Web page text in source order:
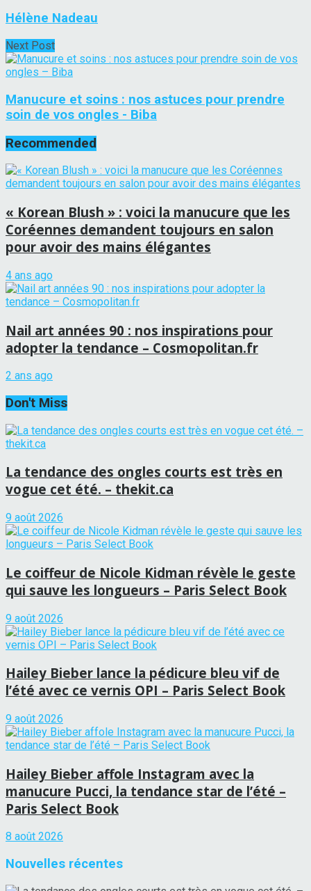
Hélène Nadeau
Next Post
Manucure et soins : nos astuces pour prendre
soin de vos ongles - Biba
Recommended
« Korean Blush » : voici la manucure que les
Coréennes demandent toujours en salon
pour avoir des mains élégantes
4 ans ago
Nail art années 90 : nos inspirations pour
adopter la tendance – Cosmopolitan.fr
2 ans ago
Don't Miss
La tendance des ongles courts est très en
vogue cet été. – thekit.ca
9 août 2026
Le coiffeur de Nicole Kidman révèle le geste
qui sauve les longueurs – Paris Select Book
9 août 2026
Hailey Bieber lance la pédicure bleu vif de
l’été avec ce vernis OPI – Paris Select Book
9 août 2026
Hailey Bieber affole Instagram avec la
manucure Pucci, la tendance star de l’été –
Paris Select Book
8 août 2026
Nouvelles récentes